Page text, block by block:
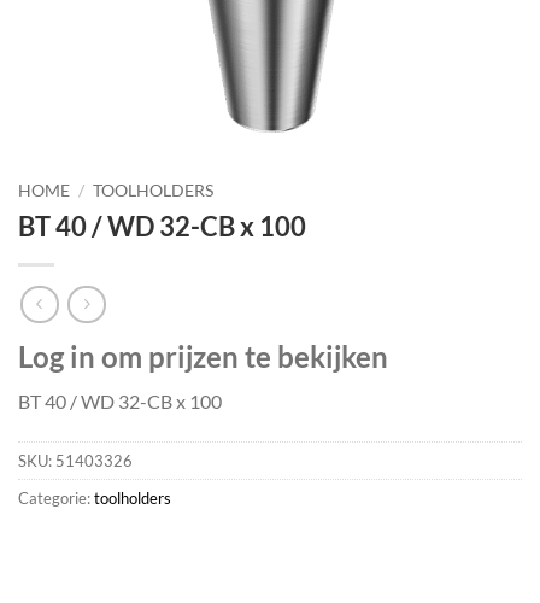
HOME / TOOLHOLDERS
BT 40 / WD 32-CB x 100
Log in om prijzen te bekijken
BT 40 / WD 32-CB x 100
SKU: 51403326
Categorie:toolholders